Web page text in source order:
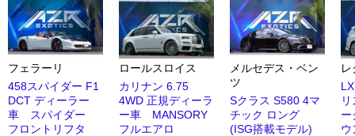
フェラーリ
458スパイダー F1
DCT ディーラー
車 スパイダー
フロントリフタ
ロールスロイス
カリナン 6.75
4WD 正規ディーラ
ー車 MANSORY
フルエアロ
メルセデス・ベン
ツ
Sクラス S580 4マ
チック ロング
(ISG搭載モデル)
ー